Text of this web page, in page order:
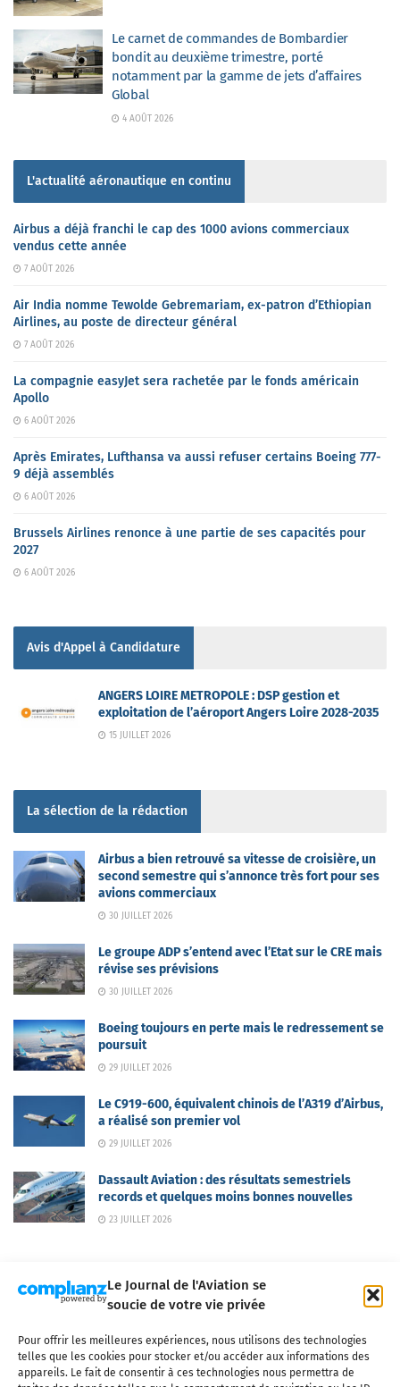
Le Journal de l'Aviation se
soucie de votre vie privée
Pour offrir les meilleures expériences, nous utilisons des technologies
telles que les cookies pour stocker et/ou accéder aux informations des
appareils. Le fait de consentir à ces technologies nous permettra de
Le carnet de commandes de Bombardier
bondit au deuxième trimestre, porté
notamment par la gamme de jets d’affaires
Global
4 AOÛT 2026
L'actualité aéronautique en continu
Airbus a déjà franchi le cap des 1000 avions commerciaux
vendus cette année
7 AOÛT 2026
Air India nomme Tewolde Gebremariam, ex-patron d’Ethiopian
Airlines, au poste de directeur général
7 AOÛT 2026
La compagnie easyJet sera rachetée par le fonds américain
Apollo
6 AOÛT 2026
Après Emirates, Lufthansa va aussi refuser certains Boeing 777-
9 déjà assemblés
6 AOÛT 2026
Brussels Airlines renonce à une partie de ses capacités pour
2027
6 AOÛT 2026
Avis d'Appel à Candidature
ANGERS LOIRE METROPOLE : DSP gestion et
exploitation de l’aéroport Angers Loire 2028-2035
15 JUILLET 2026
La sélection de la rédaction
Airbus a bien retrouvé sa vitesse de croisière, un
second semestre qui s’annonce très fort pour ses
avions commerciaux
30 JUILLET 2026
Le groupe ADP s’entend avec l’Etat sur le CRE mais
révise ses prévisions
30 JUILLET 2026
Boeing toujours en perte mais le redressement se
poursuit
29 JUILLET 2026
Le C919-600, équivalent chinois de l’A319 d’Airbus,
a réalisé son premier vol
29 JUILLET 2026
Dassault Aviation : des résultats semestriels
records et quelques moins bonnes nouvelles
23 JUILLET 2026
Qui sommes-nous ? Nous contacter
Partenaires
Mentions légales
CGV Politique de confidentialité Cookies